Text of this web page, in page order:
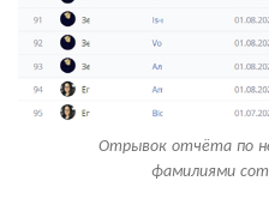
Отрывок отчёта по
фамилиями